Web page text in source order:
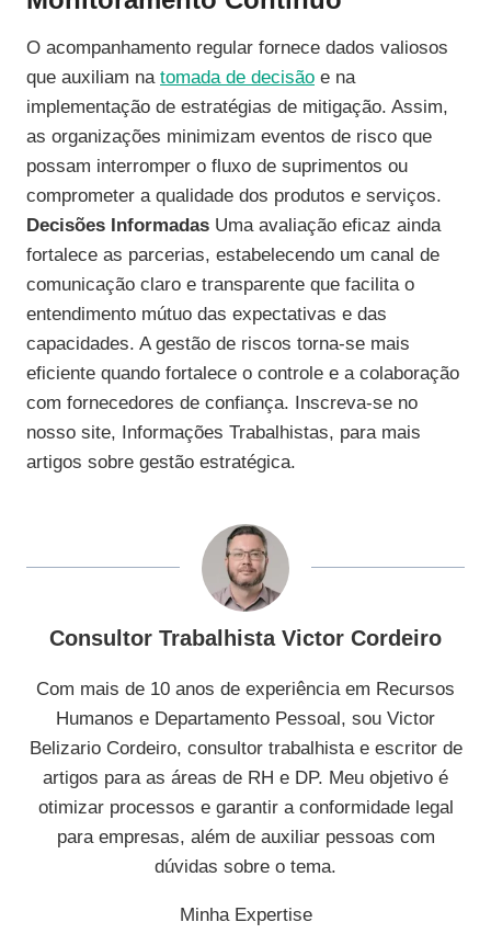
O acompanhamento regular fornece dados valiosos
que auxiliam na tomada de decisão e na
implementação de estratégias de mitigação. Assim,
as organizações minimizam eventos de risco que
possam interromper o fluxo de suprimentos ou
comprometer a qualidade dos produtos e serviços.
Decisões Informadas Uma avaliação eficaz ainda
fortalece as parcerias, estabelecendo um canal de
comunicação claro e transparente que facilita o
entendimento mútuo das expectativas e das
capacidades. A gestão de riscos torna-se mais
eficiente quando fortalece o controle e a colaboração
com fornecedores de confiança. Inscreva-se no
nosso site, Informações Trabalhistas, para mais
artigos sobre gestão estratégica.
Consultor Trabalhista Victor Cordeiro
Com mais de 10 anos de experiência em Recursos
Humanos e Departamento Pessoal, sou Victor
Belizario Cordeiro, consultor trabalhista e escritor de
artigos para as áreas de RH e DP. Meu objetivo é
otimizar processos e garantir a conformidade legal
para empresas, além de auxiliar pessoas com
dúvidas sobre o tema.
Minha Expertise